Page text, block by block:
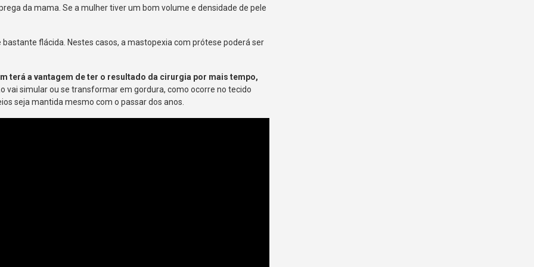
da mama. Se a mulher tiver um bom volume e densidade de pele
flácida. Nestes casos, a mastopexia com prótese poderá ser
terá a vantagem de ter o resultado da cirurgia por mais tempo,
vai simular ou se transformar em gordura, como ocorre no tecido
seja mantida mesmo com o passar dos anos.